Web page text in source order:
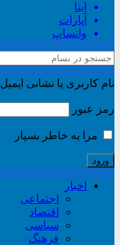
ایتا
آپارات
واتساپ
نام کاربری یا نشانی ایمیل
رمز عبور
مرا به خاطر بسپار
اخبار
اجتماعی
اقتصاد
سیاسی
فرهنگ